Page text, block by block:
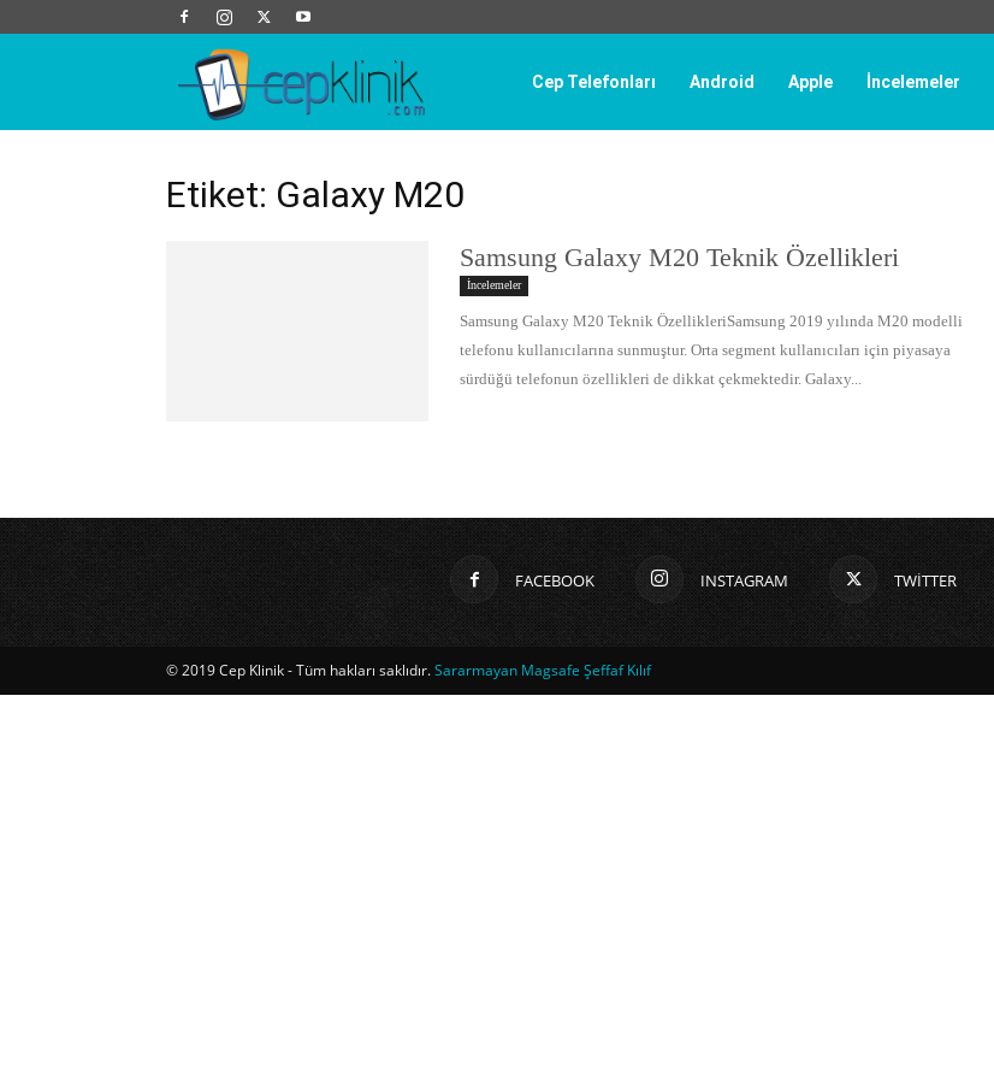
Klinik
Cep Telefonları Android Apple İncelemeler
Etiket: Galaxy M20
Samsung Galaxy M20 Teknik Özellikleri
İncelemeler
Samsung Galaxy M20 Teknik ÖzellikleriSamsung 2019 yılında M20 modelli
telefonu kullanıcılarına sunmuştur. Orta segment kullanıcıları için piyasaya
sürdüğü telefonun özellikleri de dikkat çekmektedir. Galaxy...
FACEBOOK INSTAGRAM TWITTER
© 2019 Cep Klinik - Tüm hakları saklıdır.Sararmayan Magsafe Şeffaf Kılıf